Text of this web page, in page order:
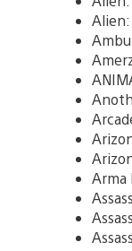
Alien:
Arma